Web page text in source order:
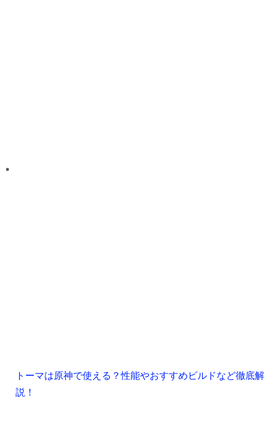
トーマは原神で使える？性能やおすすめビルドなど徹底解
説！